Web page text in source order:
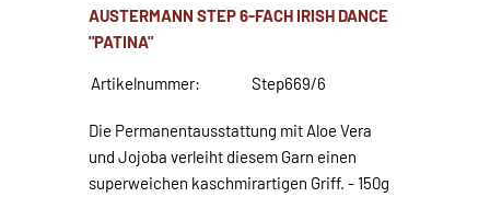
AUSTERMANN STEP 6-FACH IRISH DANCE
"PATINA"
Artikelnummer: Step669/6
Die Permanentausstattung mit Aloe Vera
und Jojoba verleiht diesem Garn einen
superweichen kaschmirartigen Griff. - 150g